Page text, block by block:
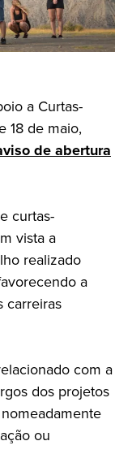
a Curtas-
18 de maio,
de abertura
curtas-
vista a
realizado
a
carreiras
com a
dos projetos
ou